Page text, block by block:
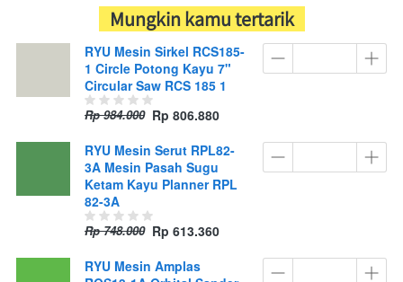
   Mungkin kamu tertarik
RYU Mesin Sirkel RCS185-
1 Circle Potong Kayu 7"
Circular Saw RCS 185 1
Rp 984.000 Rp 806.880
RYU Mesin Serut RPL82-
3A Mesin Pasah Sugu
Ketam Kayu Planner RPL
82-3A
Rp 748.000 Rp 613.360
RYU Mesin Amplas